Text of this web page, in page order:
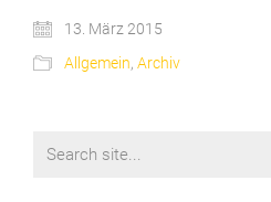
13. März 2015
Allgemein, Archiv
for: